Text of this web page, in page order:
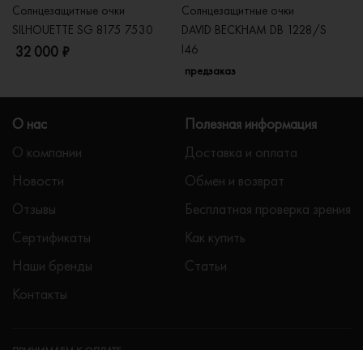
Солнцезащитные очки
SILHOUETTE SG 8175 7530
32 000 ₽
Солнцезащитные очки
DAVID BECKHAM DB 1228/S
I46
предзаказ
О нас
О компании
Новости
Отзывы
Сертификаты
Наши бренды
Контакты
Полезная информация
Доставка и оплата
Обмен и возврат
Бесплатная проверка зрения
Как купить
Статьи